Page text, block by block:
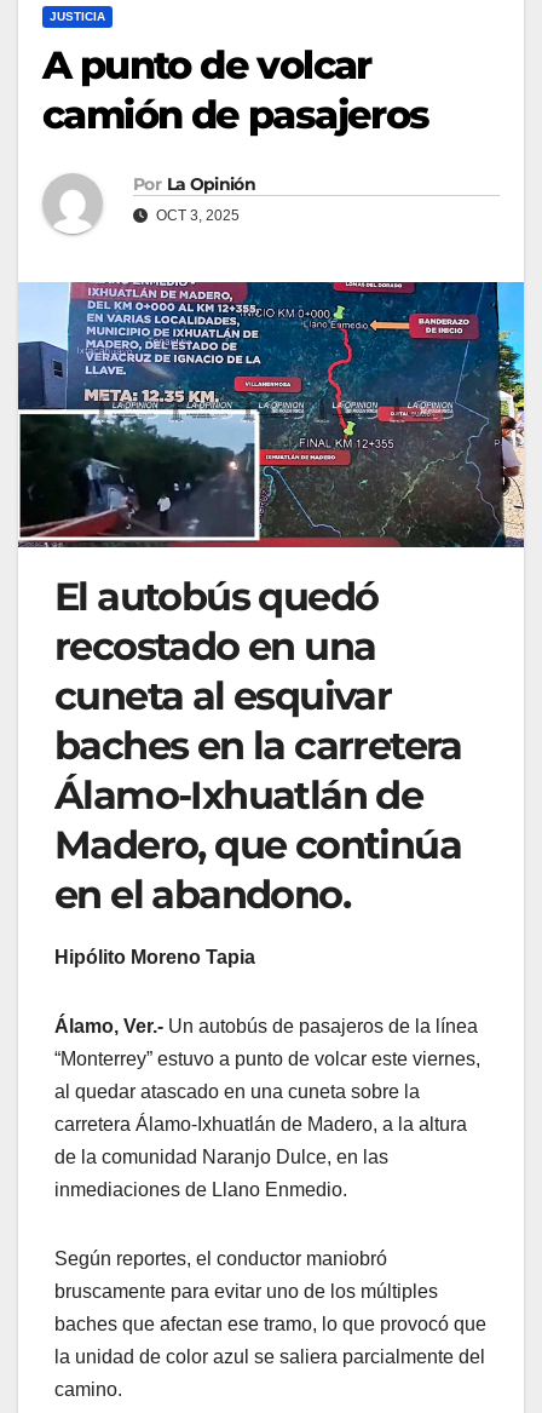
JUSTICIA
A punto de volcar
camión de pasajeros
Por La Opinión
OCT 3, 2025
El autobús quedó
recostado en una
cuneta al esquivar
baches en la carretera
Álamo-Ixhuatlán de
Madero, que continúa
en el abandono.
Hipólito Moreno Tapia
Álamo, Ver.- Un autobús de pasajeros de la línea
“Monterrey” estuvo a punto de volcar este viernes,
al quedar atascado en una cuneta sobre la
carretera Álamo-Ixhuatlán de Madero, a la altura
de la comunidad Naranjo Dulce, en las
inmediaciones de Llano Enmedio.
Según reportes, el conductor maniobró
bruscamente para evitar uno de los múltiples
baches que afectan ese tramo, lo que provocó que
la unidad de color azul se saliera parcialmente del
camino.